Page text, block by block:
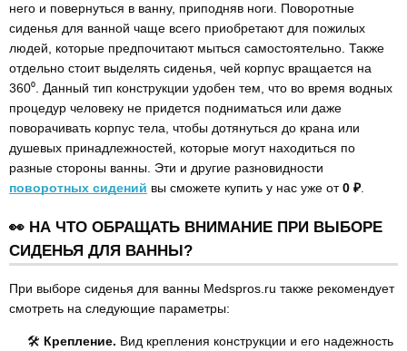
него и повернуться в ванну, приподняв ноги. Поворотные
сиденья для ванной чаще всего приобретают для пожилых
людей, которые предпочитают мыться самостоятельно. Также
отдельно стоит выделять сиденья, чей корпус вращается на
360⁰. Данный тип конструкции удобен тем, что во время водных
процедур человеку не придется подниматься или даже
поворачивать корпус тела, чтобы дотянуться до крана или
душевых принадлежностей, которые могут находиться по
разные стороны ванны. Эти и другие разновидности
поворотных сидений вы сможете купить у нас уже от0 ₽.
👀 НА ЧТО ОБРАЩАТЬ ВНИМАНИЕ ПРИ ВЫБОРЕ
СИДЕНЬЯ ДЛЯ ВАННЫ?
При выборе сиденья для ванны Medspros.ru также рекомендует
смотреть на следующие параметры:
🛠 Крепление. Вид крепления конструкции и его надежность